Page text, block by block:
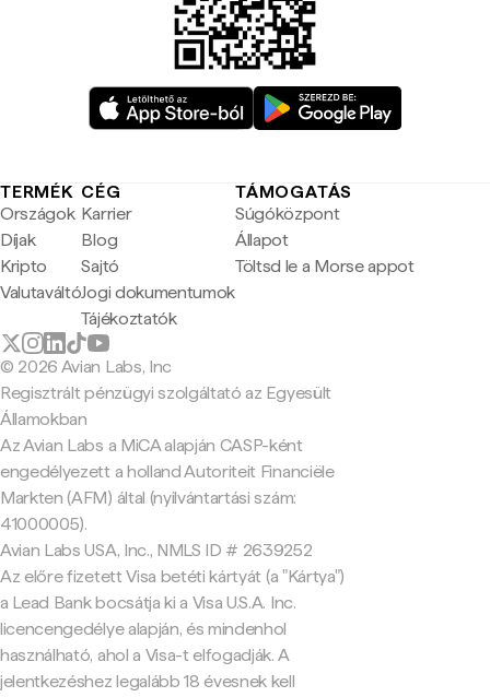
TERMÉK
Országok
Díjak
Kripto
Valutaváltó
CÉG
Karrier
Blog
Sajtó
Jogi dokumentumok
Tájékoztatók
TÁMOGATÁS
Súgóközpont
Állapot
Töltsd le a Morse appot
© 2026 Avian Labs, Inc
Regisztrált pénzügyi szolgáltató az Egyesült
Államokban
Az Avian Labs a MiCA alapján CASP-ként
engedélyezett a holland Autoriteit Financiële
Markten (AFM) által (nyilvántartási szám:
41000005).
Avian Labs USA, Inc., NMLS ID # 2639252
Az előre fizetett Visa betéti kártyát (a "Kártya")
a Lead Bank bocsátja ki a Visa U.S.A. Inc.
licencengedélye alapján, és mindenhol
használható, ahol a Visa-t elfogadják. A
jelentkezéshez legalább 18 évesnek kell